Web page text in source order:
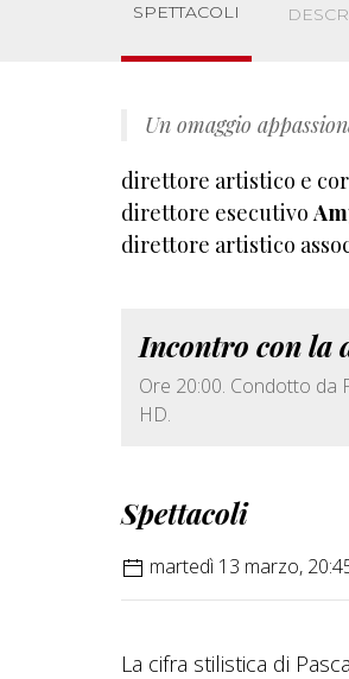
SPETTACOLI
Un omaggio
direttore artistico e
direttore esecutivo
direttore artistico
Incontro con la
Ore 20:00. Condotto da
HD.
Spettacoli
martedì 13 marzo,
La cifra stilistica di